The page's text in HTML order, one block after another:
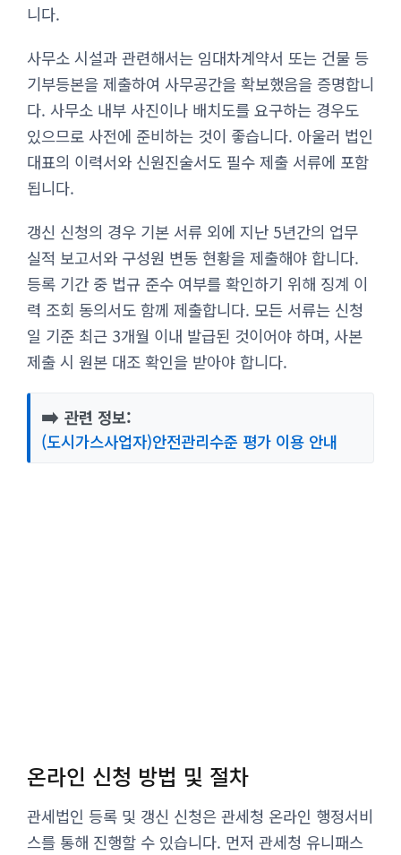
니다.
사무소 시설과 관련해서는 임대차계약서 또는 건물 등
기부등본을 제출하여 사무공간을 확보했음을 증명합니
다. 사무소 내부 사진이나 배치도를 요구하는 경우도
있으므로 사전에 준비하는 것이 좋습니다. 아울러 법인
대표의 이력서와 신원진술서도 필수 제출 서류에 포함
됩니다.
갱신 신청의 경우 기본 서류 외에 지난 5년간의 업무
실적 보고서와 구성원 변동 현황을 제출해야 합니다.
등록 기간 중 법규 준수 여부를 확인하기 위해 징계 이
력 조회 동의서도 함께 제출합니다. 모든 서류는 신청
일 기준 최근 3개월 이내 발급된 것이어야 하며, 사본
제출 시 원본 대조 확인을 받아야 합니다.
➡️ 관련 정보:
(도시가스사업자)안전관리수준 평가 이용 안내
온라인 신청 방법 및 절차
관세법인 등록 및 갱신 신청은 관세청 온라인 행정서비
스를 통해 진행할 수 있습니다. 먼저 관세청 유니패스